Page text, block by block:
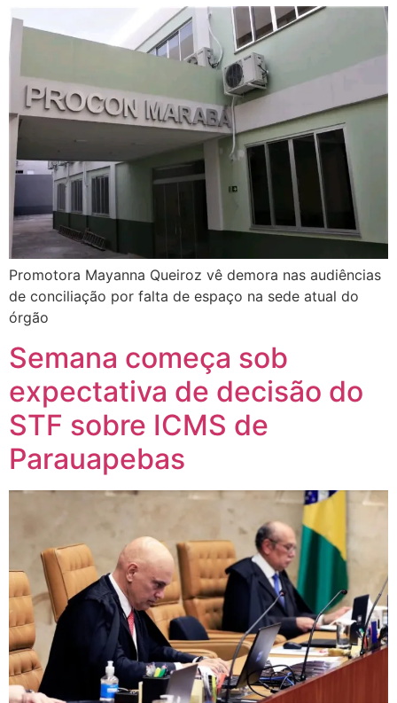
Promotora Mayanna Queiroz vê demora nas audiências
de conciliação por falta de espaço na sede atual do
órgão
Semana começa sob
expectativa de decisão do
STF sobre ICMS de
Parauapebas